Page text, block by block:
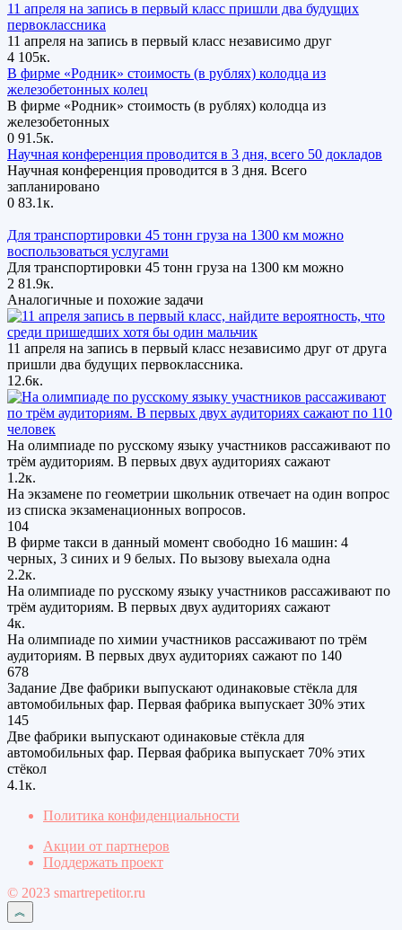
11 апреля на запись в первый класс пришли два будущих
первоклассника
11 апреля на запись в первый класс независимо друг
4 105к.
В фирме «Родник» стоимость (в рублях) колодца из
железобетонных колец
В фирме «Родник» стоимость (в рублях) колодца из
железобетонных
0 91.5к.
Научная конференция проводится в 3 дня, всего 50 докладов
Научная конференция проводится в 3 дня. Всего
запланировано
0 83.1к.
Для транспортировки 45 тонн груза на 1300 км можно
воспользоваться услугами
Для транспортировки 45 тонн груза на 1300 км можно
2 81.9к.
Аналогичные и похожие задачи
11 апреля на запись в первый класс независимо друг от друга
пришли два будущих первоклассника.
12.6к.
На олимпиаде по русскому языку участников рассаживают по
трём аудиториям. В первых двух аудиториях сажают
1.2к.
На экзамене по геометрии школьник отвечает на один вопрос
из списка экзаменационных вопросов.
104
В фирме такси в данный момент свободно 16 машин: 4
черных, 3 синих и 9 белых. По вызову выехала одна
2.2к.
На олимпиаде по русскому языку участников рассаживают по
трём аудиториям. В первых двух аудиториях сажают
4к.
На олимпиаде по химии участников рассаживают по трём
аудиториям. В первых двух аудиториях сажают по 140
678
Задание Две фабрики выпускают одинаковые стёкла для
автомобильных фар. Первая фабрика выпускает 30% этих
145
Две фабрики выпускают одинаковые стёкла для
автомобильных фар. Первая фабрика выпускает 70% этих
стёкол
4.1к.
Политика конфиденциальности
Акции от партнеров
Поддержать проект
© 2023 smartrepetitor.ru